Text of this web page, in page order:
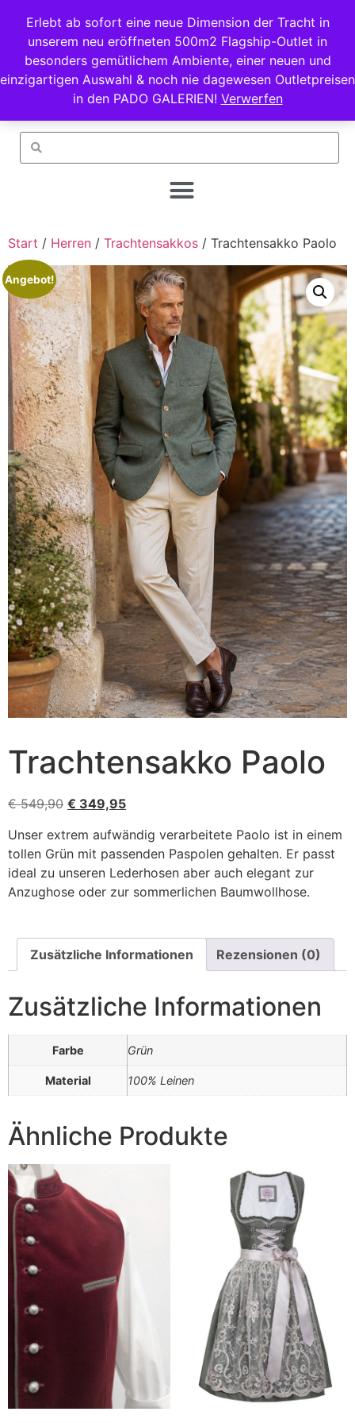
Erlebt ab sofort eine neue Dimension der Tracht in
unserem neu eröffneten 500m2 Flagship-Outlet in
besonders gemütlichem Ambiente, einer neuen und
einzigartigen Auswahl & noch nie dagewesen Outletpreisen
in den PADO GALERIEN! Verwerfen
Start / Herren / Trachtensakkos / Trachtensakko Paolo
Angebot!
Trachtensakko Paolo
€549,90 € 349,95
Unser extrem aufwändig verarbeitete Paolo ist in einem
tollen Grün mit passenden Paspolen gehalten. Er passt
ideal zu unseren Lederhosen aber auch elegant zur
Anzughose oder zur sommerlichen Baumwollhose.
Zusätzliche Informationen Rezensionen (0)
Zusätzliche Informationen
Farbe Grün
Material 100% Leinen
Ähnliche Produkte